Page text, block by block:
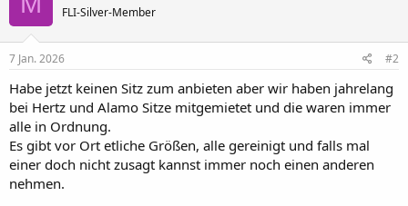
FLI-Silver-Member
7 Jan. 2026 #2
Habe jetzt keinen Sitz zum anbieten aber wir haben jahrelang
bei Hertz und Alamo Sitze mitgemietet und die waren immer
alle in Ordnung.
Es gibt vor Ort etliche Größen, alle gereinigt und falls mal
einer doch nicht zusagt kannst immer noch einen anderen
nehmen.